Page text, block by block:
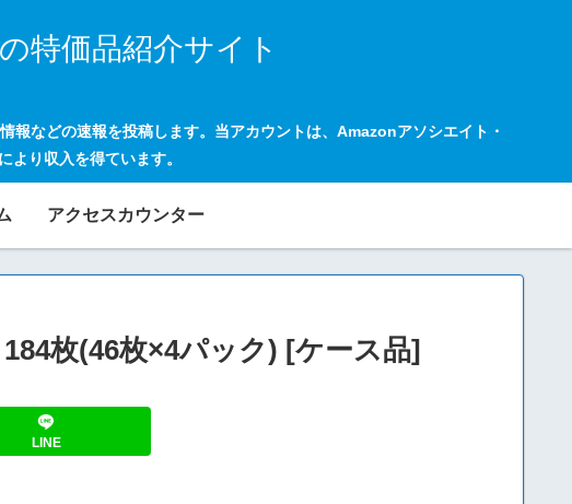
特価品紹介サイト
などの速報を投稿します。当アカウントは、Amazonアソシエイト・
り収入を得ています。
アクセスカウンター
枚(46枚×4パック) [ケース品]
LINE